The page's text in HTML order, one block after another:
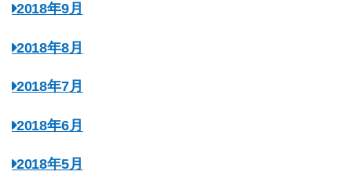
2018年9月
2018年8月
2018年7月
2018年6月
2018年5月